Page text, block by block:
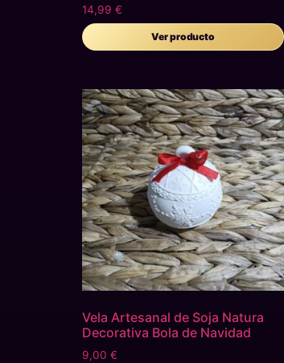
14,99 €
Ver producto
Vela Artesanal de Soja Natura
Decorativa Bola de Navidad
9,00 €